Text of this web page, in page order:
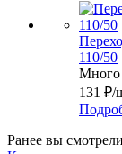
110/50
Много
131 ₽/
Ранее вы смотрели